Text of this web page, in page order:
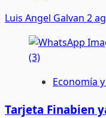
Luis Angel Galvan 2
Economía
Tarjeta Finabien